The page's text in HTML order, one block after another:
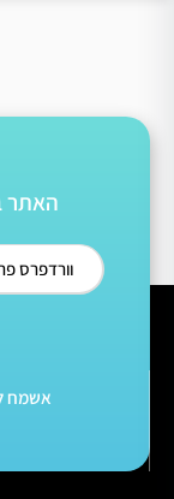
האתר
וורדפרס
אשמח